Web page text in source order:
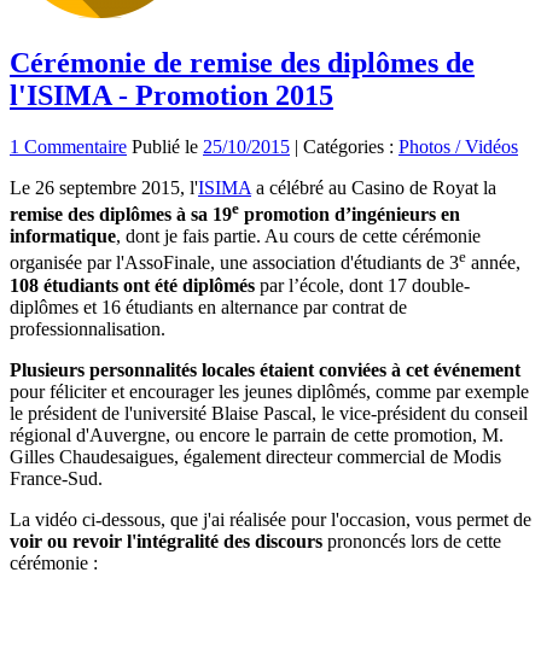
Cérémonie de remise des diplômes de
l'ISIMA - Promotion 2015
1 Commentaire Publié le 25/10/2015 | Catégories : Photos / Vidéos
Le 26 septembre 2015, l'ISIMA a célébré au Casino de Royat la
remise des diplômes à sa 19e promotion d’ingénieurs en
informatique, dont je fais partie. Au cours de cette cérémonie
organisée par l'AssoFinale, une association d'étudiants de 3e année,
108 étudiants ont été diplômés par l’école, dont 17 double-
diplômes et 16 étudiants en alternance par contrat de
professionnalisation.
Plusieurs personnalités locales étaient conviées à cet événement
pour féliciter et encourager les jeunes diplômés, comme par exemple
le président de l'université Blaise Pascal, le vice-président du conseil
régional d'Auvergne, ou encore le parrain de cette promotion, M.
Gilles Chaudesaigues, également directeur commercial de Modis
France-Sud.
La vidéo ci-dessous, que j'ai réalisée pour l'occasion, vous permet de
voir ou revoir l'intégralité des discours prononcés lors de cette
cérémonie :